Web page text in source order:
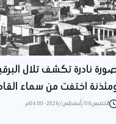
نادرة تكشف تلال
اختفت من سماء
الخميس 06/أغسطس/2026 - 04:00 م